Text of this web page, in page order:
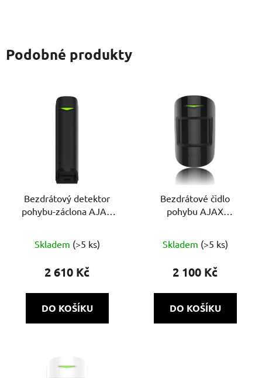
Podobné produkty
Bezdrátový detektor
pohybu-záclona AJAX
Skladem (>5 ks)
2 610 Kč
DO KOŠÍKU
Bezdrátové čidlo
pohybu AJAX
Skladem (>5 ks)
2 100 Kč
DO KOŠÍKU